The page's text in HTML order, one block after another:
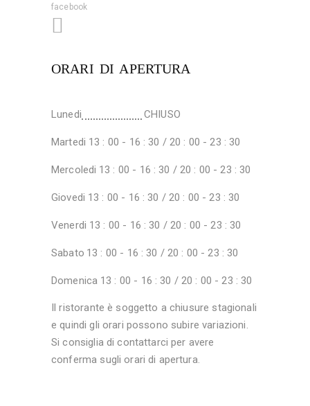
facebook
ORARI DI APERTURA
Lunedi CHIUSO
Martedi 13 : 00 - 16 : 30 / 20 : 00 - 23 : 30
Mercoledi 13 : 00 - 16 : 30 / 20 : 00 - 23 : 30
Giovedi 13 : 00 - 16 : 30 / 20 : 00 - 23 : 30
Venerdi 13 : 00 - 16 : 30 / 20 : 00 - 23 : 30
Sabato 13 : 00 - 16 : 30 / 20 : 00 - 23 : 30
Domenica 13 : 00 - 16 : 30 / 20 : 00 - 23 : 30
Il ristorante è soggetto a chiusure stagionali
e quindi gli orari possono subire variazioni.
Si consiglia di contattarci per avere
conferma sugli orari di apertura.